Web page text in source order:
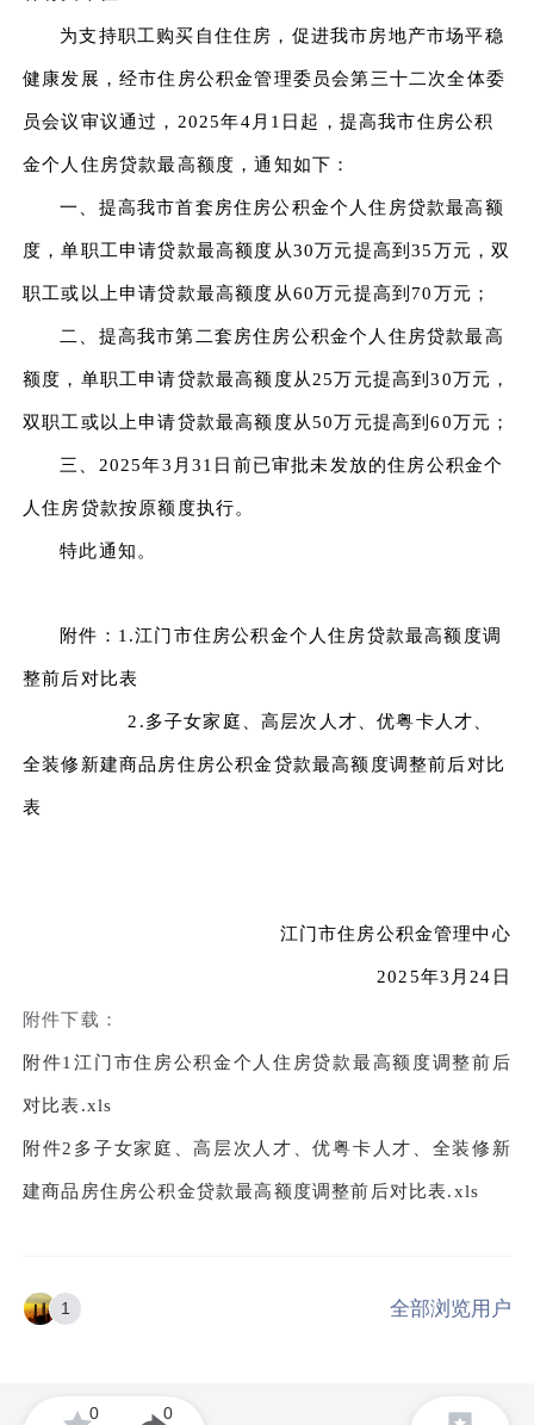
为支持职工购买自住住房，促进我市房地产市场平稳
健康发展，经市住房公积金管理委员会第三十二次全体委
员会议审议通过，2025年4月1日起，提高我市住房公积
金个人住房贷款最高额度，通知如下：
一、提高我市首套房住房公积金个人住房贷款最高额
度，单职工申请贷款最高额度从30万元提高到35万元，双
职工或以上申请贷款最高额度从60万元提高到70万元；
二、提高我市第二套房住房公积金个人住房贷款最高
额度，单职工申请贷款最高额度从25万元提高到30万元，
双职工或以上申请贷款最高额度从50万元提高到60万元；
三、2025年3月31日前已审批未发放的住房公积金个
人住房贷款按原额度执行。
特此通知。
附件：1.江门市住房公积金个人住房贷款最高额度调
整前后对比表
2.多子女家庭、高层次人才、优粤卡人才、
全装修新建商品房住房公积金贷款最高额度调整前后对比
表
江门市住房公积金管理中心
2025年3月24日
附件下载：
附件1江门市住房公积金个人住房贷款最高额度调整前后
对比表.xls
附件2多子女家庭、高层次人才、优粤卡人才、全装修新
建商品房住房公积金贷款最高额度调整前后对比表.xls
1 全部浏览用户
0 0